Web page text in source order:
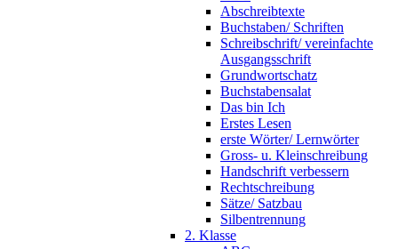
Abschreibtexte
Buchstaben/ Schriften
Schreibschrift/ vereinfachte
Ausgangsschrift
Grundwortschatz
Buchstabensalat
Das bin Ich
Erstes Lesen
erste Wörter/ Lernwörter
Gross- u. Kleinschreibung
Handschrift verbessern
Rechtschreibung
Sätze/ Satzbau
Silbentrennung
2. Klasse